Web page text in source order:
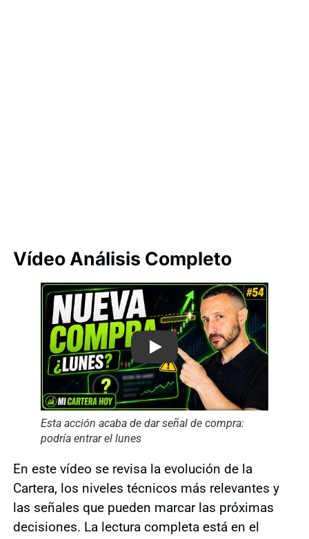
Vídeo Análisis Completo
Play
Esta acción acaba de dar señal de compra:
podría entrar el lunes
En este vídeo se revisa la evolución de la
Cartera, los niveles técnicos más relevantes y
las señales que pueden marcar las próximas
decisiones. La lectura completa está en el